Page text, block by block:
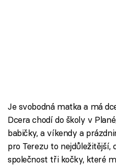
Je svobodná matka a má
Dcera chodí do školy v
babičky, a víkendy a
pro Terezu to nejdůležitější,
společnost tři kočky, které